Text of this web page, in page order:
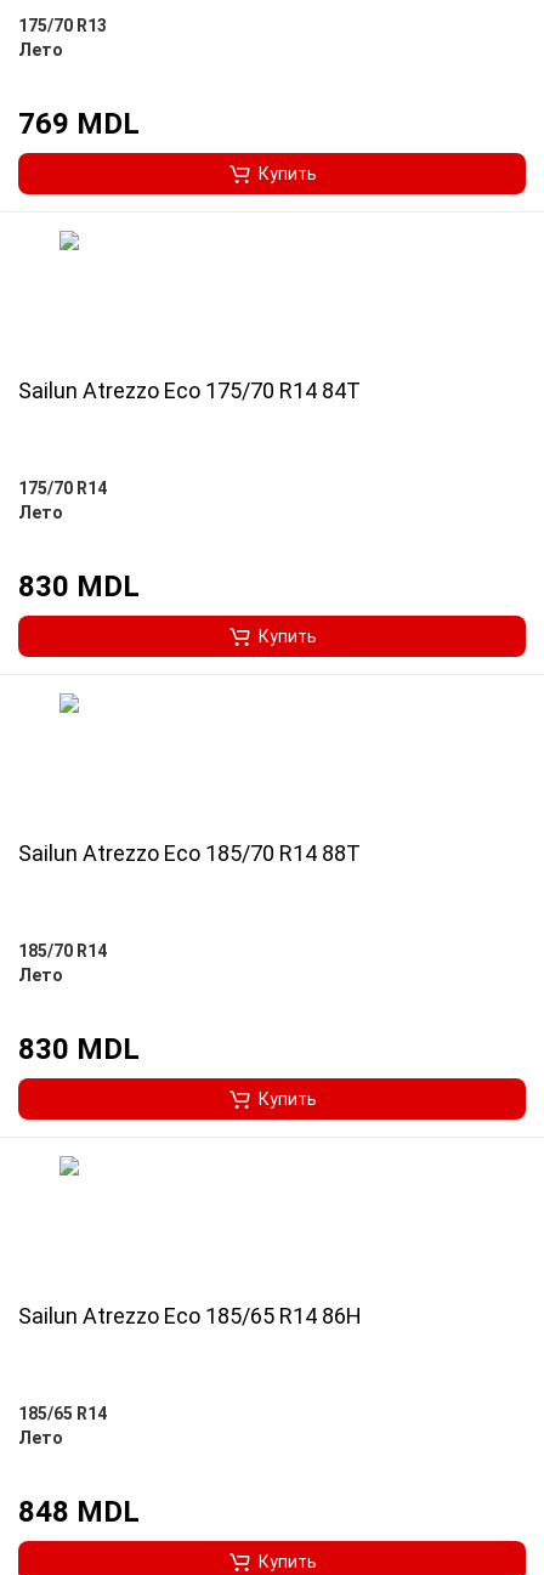
175/70 R13
Лето
769 MDL
Купить
Sailun Atrezzo Eco 175/70 R14 84T
175/70 R14
Лето
830 MDL
Купить
Sailun Atrezzo Eco 185/70 R14 88T
185/70 R14
Лето
830 MDL
Купить
Sailun Atrezzo Eco 185/65 R14 86H
185/65 R14
Лето
848 MDL
Купить